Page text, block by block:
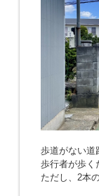
歩道がない道
歩行者が歩く
ただし、2本